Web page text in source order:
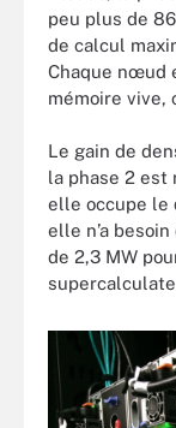
peu plus de
de calcul
Chaque nœud
mémoire vive,
Le gain de
la phase 2 est
elle occupe le
elle n’a
de 2,3 MW